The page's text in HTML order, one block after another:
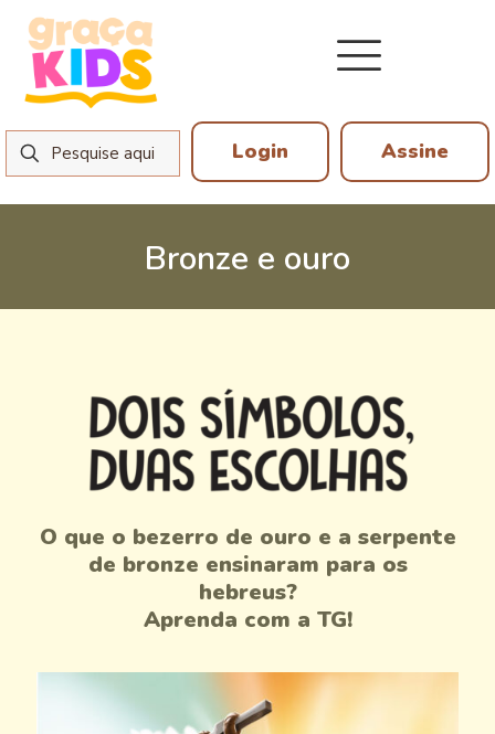
Login Assine
Bronze e ouro
O que o bezerro de ouro e a serpente
de bronze ensinaram para os
hebreus?
Aprenda com a TG!